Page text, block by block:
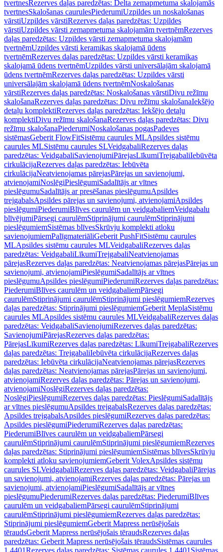
tvertnesRezerves daļas paredzētas: Delta zemapmetuma skalojamās
tvertnesSkalošanas caurulesPiederumiUzpildes un noskalošanas
vārstiUzpildes vārstiRezerves daļas paredzētas: Uzpildes
vārstiUzpildes vārsti zemapmetuma skalojamām tvertnēmRezerves
daļas paredzētas: Uzpildes vārsti zemapmetuma skalojamām
tvertnēmUzpildes vārsti keramikas skalojamā ūdens
tvertnēmRezerves daļas paredzētas: Uzpildes vārsti keramikas
skalojamā ūdens tvertnēmUzpildes vārsti universālajām skalojamā
ūdens tvertnēmRezerves daļas paredzētas: Uzpildes vārsti
universālajām skalojamā ūdens tvertnēmNoskalošanas
vārstiRezerves daļas paredzētas: Noskalošanas vārstiDivu režīmu
skalošanaRezerves daļas paredzētas: Divu režīmu skalošanaIekšējo
detaļu komplektiRezerves daļas paredzētas: Iekšējo detaļu
komplektiDivu režīmu skalošanaRezerves daļas paredzētas: Divu
režīmu skalošanaPiederumiNoskalošanas pogasPadeves
sistēmasGeberit FlowFitSistēmu caurules MLApsildes sistēmu
caurules MLSistēmu caurules SLVeidgabaliRezerves daļas
paredzētas: VeidgabaliSavienojumiPārejasLīkumiTrejgabaliIebūvēta
cirkulācijaRezerves daļas paredzētas: Iebūvēta
cirkulācijaNeatvienojamas pārejasPārejas un savienojumi,
atvienojamiNoslēgiPieslēgumiSadalītājs ar vītnes
pieslēgumuSadalītājs ar presēšanas pieslēgumuApsildes
trejgabalsApsildes pārejas un savienojumi, atvienojamiApsildes
pieslēgumiPiederumiBlīves caurulēm un veidgabaliemVeidgabalu
blīvējumiPārsegi caurulēmStiprinājumi caurulēmStiprinājumi
pieslēgumiemSistēmas blīvesSkrūvju komplekti atloku
savienojumiemPalīgmateriāliGeberit PushFitSistēmu caurules
MLApsildes sistēmu caurules MLVeidgabaliRezerves daļas
paredzētas: VeidgabaliLīkumiTrejgabaliNeatvienojamas
pārejasRezerves daļas paredzētas: Neatvienojamas pārejasPārejas un
savienojumi, atvienojamiPieslēgumiSadalītājs ar vītnes
pieslēgumuApsildes pieslēgumiPiederumiRezerves daļas paredzētas:
PiederumiBlīves caurulēm un veidgabaliemPārsegi
caurulēmStiprinājumi caurulēmStiprinājumi pieslēgumiemRezerves
daļas paredzētas: Stiprinājumi pieslēgumiemGeberit MeplaSistēmu
caurules MLApsildes sistēmu caurules MLVeidgabaliRezerves daļas
paredzētas: VeidgabaliSavienojumiRezerves daļas paredzētas:
SavienojumiPārejasRezerves daļas paredzētas:
PārejasLīkumiRezerves daļas paredzētas: LīkumiTrejgabaliRezerves
daļas paredzētas: TrejgabaliIebūvēta cirkulācijaRezerves daļas
paredzētas: Iebūvēta cirkulācijaNeatvienojamas pārejasRezerves
daļas paredzētas: Neatvienojamas pārejasPārejas un savienojumi,
atvienojamiRezerves daļas paredzētas: Pārejas un savienojumi,
atvienojamiNoslēgiRezerves daļas paredzētas:
NoslēgiPieslēgumiRezerves daļas paredzētas: PieslēgumiSadalītājs
ar vītnes pieslēgumuApsildes trejgabalsRezerves daļas paredzētas:
Apsildes trejgabalsApsildes pieslēgumiRezerves daļas paredzētas:
Apsildes pieslēgumiPiederumiRezerves daļas paredzētas:
PiederumiBlīves caurulēm un veidgabaliemPārsegi
caurulēmStiprinājumi caurulēmStiprinājumi pieslēgumiemRezerves
daļas paredzētas: Stiprinājumi pieslēgumiemSistēmas blīvesSkrūvju
komplekti atloku savienojumiemGeberit VolexApsildes sistēmu
caurules SLVeidgabaliRezerves daļas paredzētas: VeidgabaliPārejas
un savienojumi, atvienojamiRezerves daļas paredzētas: Pārejas un
savienojumi, atvienojamiPieslēgumiSadalītājs ar vītnes
pieslēgumuPiederumiRezerves daļas paredzētas: PiederumiBlīves
caurulēm un veidgabaliemPārsegi caurulēmStiprinājumi
caurulēmStiprinājumi pieslēgumiemRezerves daļas paredzētas:
Stiprinājumi pieslēgumiemGeberit Mapress nerūsējošais
tēraudsGeberit Mapress nerūsējošais tēraudsRezerves daļas
paredzētas: Geberit Mapress nerūsējošais tēraudsSistēmas caurules
1.4401Rezerves daļas paredzētas: Sistēmas caurules 1.4401 Sistēmas